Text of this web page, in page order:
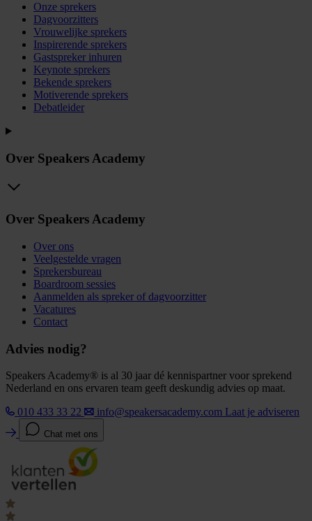
Onze sprekers
Dagvoorzitters
Vrouwelijke sprekers
Inspirerende sprekers
Gastspreker inhuren
Keynote sprekers
Bekende sprekers
Motiverende sprekers
Debatleider
Over Speakers Academy
Over Speakers Academy
Over ons
Veelgestelde vragen
Sprekersbureau
Boardroom sessies
Aanmelden als spreker of dagvoorzitter
Vacatures
Contact
Advies nodig?
Speakers Academy® is al 30 jaar dé kennispartner voor sprekend
Nederland en ons ervaren team geeft deskundig advies op maat.
010 433 33 22
info@speakersacademy.com Laat je adviseren
Chat met ons